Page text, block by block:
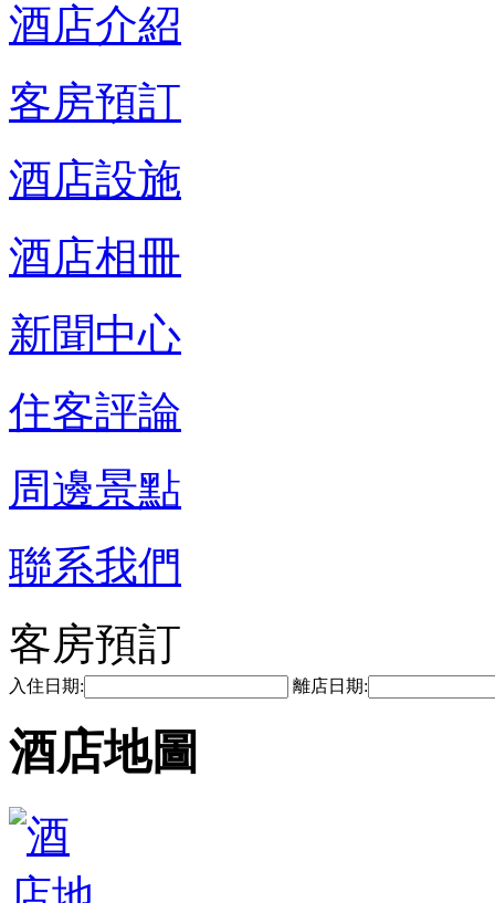
酒店介紹
客房預訂
酒店設施
酒店相冊
新聞中心
住客評論
周邊景點
聯系我們
客房預訂
入住日期: 離店日期:
酒店地圖